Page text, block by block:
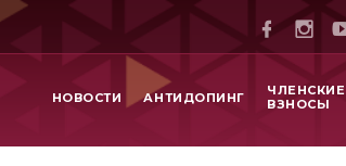
НОВОСТИ АНТИДОПИНГ
ЧЛЕНСКИЕ
ВЗНОСЫ